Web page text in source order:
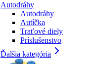
Autodráhy
Autodráhy
Autíčka
Traťové diely
Príslušenstvo
Ďalšia kategória